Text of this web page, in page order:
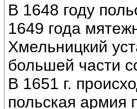
В 1648 году
1649 года
Хмельницкий
большей части
В 1651 г.
польская армия